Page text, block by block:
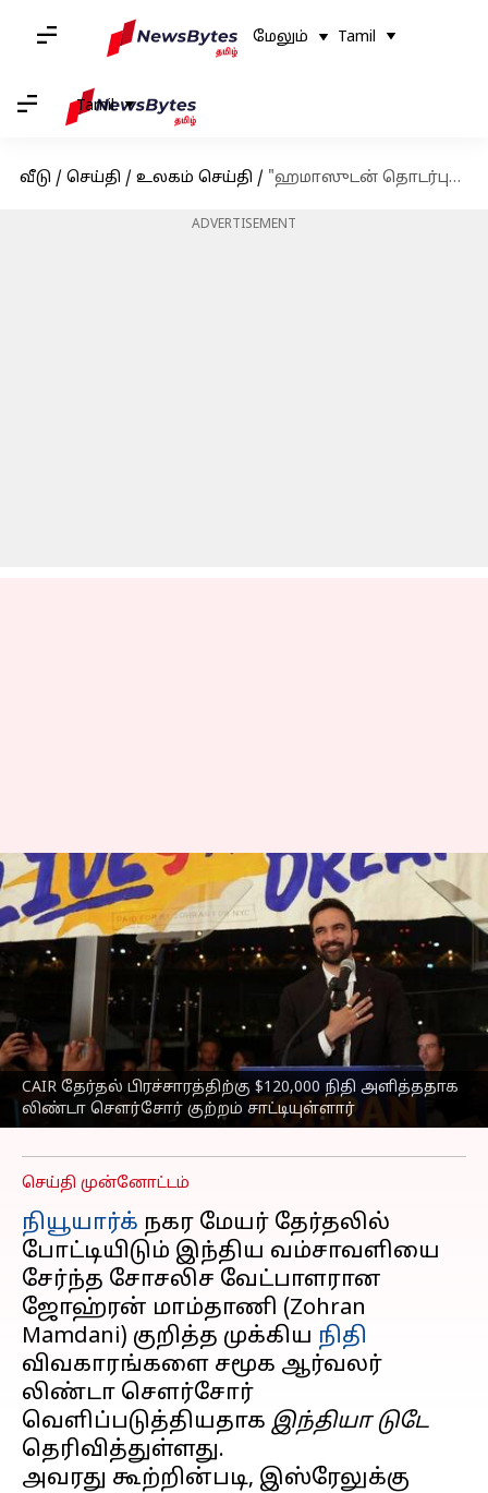
மேலும் Tamil
Tamil
வீடு / செய்தி / உலகம் செய்தி / "ஹமாஸுடன் தொடர்புடைய CAIR அமைப்பு தான் நியூயார்க் மேயர் வேட்பாளர் ஜோஹ்ரன் மாம்தாணிக்கு நிதி வழங்குகிறது": சமூக ஆர்வலர் குற்றச்சாட்டு
ADVERTISEMENT
CAIR தேர்தல் பிரச்சாரத்திற்கு $120,000 நிதி அளித்ததாக
லிண்டா சௌர்சோர் குற்றம் சாட்டியுள்ளார்
"ஹமாஸுடன்
தொடர்புடைய CAIR
அமைப்பு தான் நியூயார்க்
மேயர் வேட்பாளர்
ஜோஹ்ரன் மாம்தாணிக்கு
நிதி வழங்குகிறது": சமூக
ஆர்வலர் குற்றச்சாட்டு
எழுதியவர் Venkatalakshmi V Nov 04, 2025 03:50 pm
செய்தி முன்னோட்டம்
நியூயார்க் நகர மேயர் தேர்தலில்
போட்டியிடும் இந்திய வம்சாவளியை
சேர்ந்த சோசலிச வேட்பாளரான
ஜோஹ்ரன் மாம்தாணி (Zohran
Mamdani) குறித்த முக்கிய நிதி
விவகாரங்களை சமூக ஆர்வலர்
லிண்டா சௌர்சோர்
வெளிப்படுத்தியதாக இந்தியா டுடே
தெரிவித்துள்ளது.
அவரது கூற்றின்படி, இஸ்ரேலுக்கு